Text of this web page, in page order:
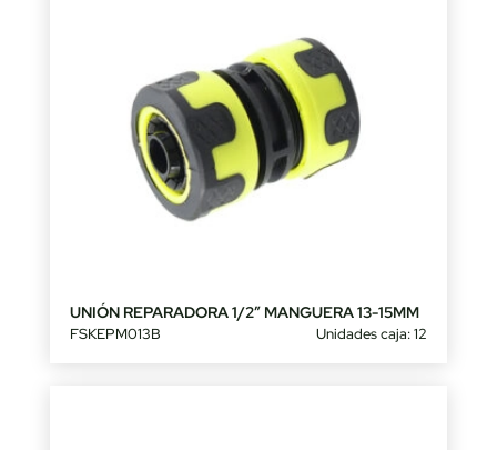
UNIÓN REPARADORA 1/2″ MANGUERA 13-15MM
FSKEPM013B Unidades caja: 12